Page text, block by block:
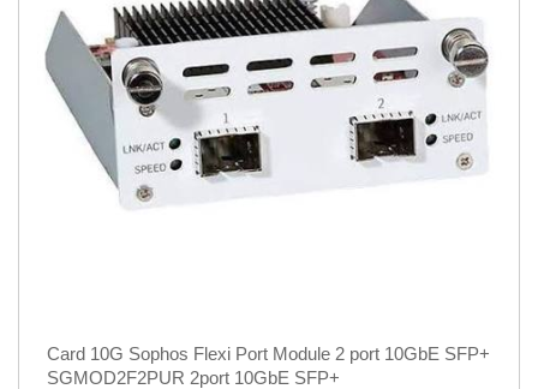
Card 10G Sophos Flexi Port Module 2 port 10GbE SFP+
SGMOD2F2PUR 2port 10GbE SFP+